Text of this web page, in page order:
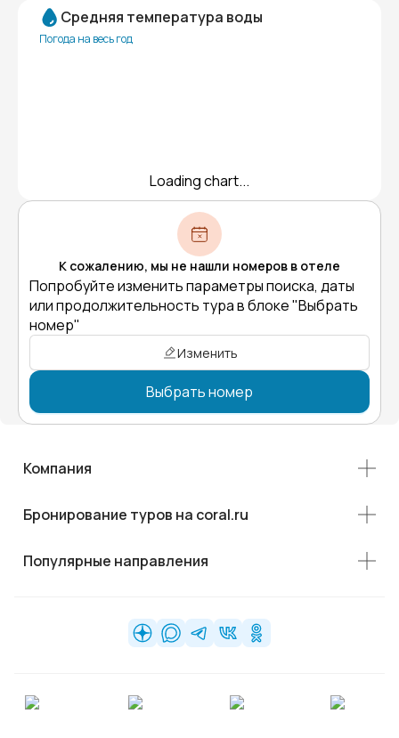
Средняя температура воды
Погода на весь год
Loading chart...
К сожалению, мы не нашли номеров в отеле
Попробуйте изменить параметры поиска, даты
или продолжительность тура в блоке "Выбрать
номер"
Изменить
Выбрать номер
Компания
Бронирование туров на coral.ru
Популярные направления